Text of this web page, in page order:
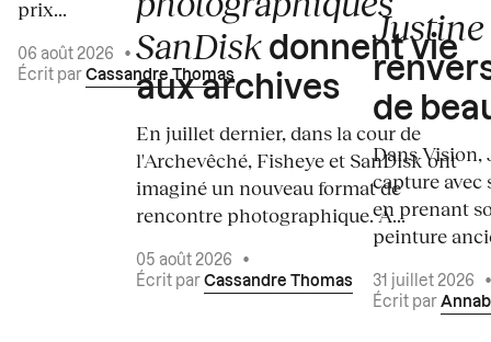
prix...
06 août 2026
•
Écrit par Cassandre Thomas
SanDisk donnent vie
aux archives
En juillet dernier, dans la cour de
l'Archevêché, Fisheye et SanDisk ont
imaginé un nouveau format de
rencontre photographique. À...
05 août 2026
•
Écrit par Cassandre Thomas
de
Dans
capture avec
en prenant
peinture
31 juillet 2026
Écrit par